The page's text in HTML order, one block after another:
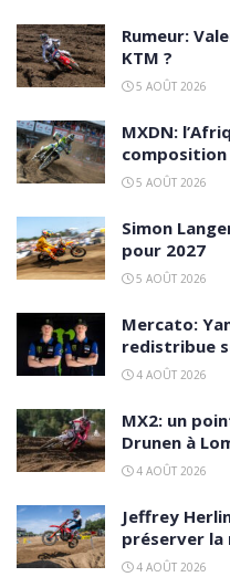
Rumeur:
KTM ?
5 AOÛT 2026
MXDN:
composition
5 AOÛT 2026
Simon
pour 2027
5 AOÛT 2026
Mercato:
redistribue
4 AOÛT 2026
MX2: un
Drunen à
4 AOÛT 2026
Jeffrey
préserver la
4 AOÛT 2026